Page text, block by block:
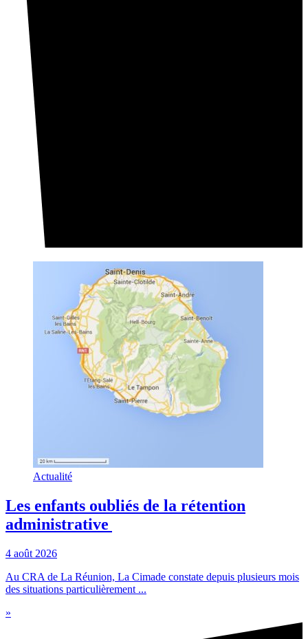
Actualité
Les enfants oubliés de la rétention
administrative
4 août 2026
Au CRA de La Réunion, La Cimade constate depuis plusieurs mois
des situations particulièrement ...
»